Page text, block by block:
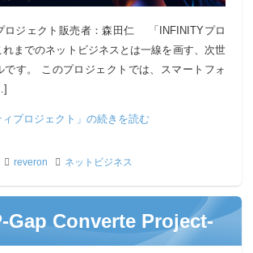
ロジェクト販売者：森田仁 「INFINITYプロ
までのネットビジネスとは一線を画す、次世
です。 このプロジェクトでは、スマートフォ
ィプロジェクト」の続きを読む
reveron ネットビジネス
Gap Converte Project-